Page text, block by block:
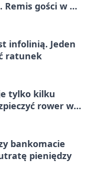
Remis gości w 3.
infolinią. Jeden
ratunek
tylko kilku
rower w
bankomacie
pieniędzy